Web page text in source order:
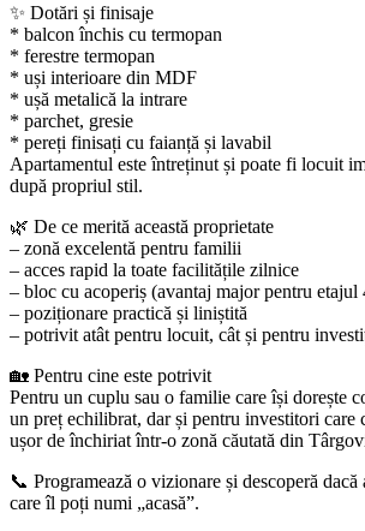
✨ Dotări și finisaje
* balcon închis cu termopan
* ferestre termopan
* uși interioare din MDF
* ușă metalică la intrare
* parchet, gresie
* pereți finisați cu faianță și lavabil
Apartamentul este întreținut și poate fi locuit
după propriul stil.
🌿 De ce merită această proprietate
– zonă excelentă pentru familii
– acces rapid la toate facilitățile zilnice
– bloc cu acoperiș (avantaj major pentru etajul
– poziționare practică și liniștită
– potrivit atât pentru locuit, cât și pentru
🏡 Pentru cine este potrivit
Pentru un cuplu sau o familie care își dorește
un preț echilibrat, dar și pentru investitori care
ușor de închiriat într-o zonă căutată din
📞 Programează o vizionare și descoperă dacă
care îl poți numi „acasă”.